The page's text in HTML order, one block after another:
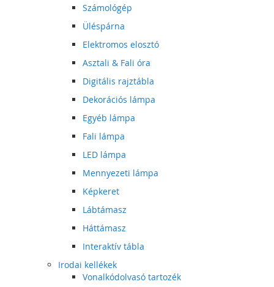
Számológép
Üléspárna
Elektromos elosztó
Asztali & Fali óra
Digitális rajztábla
Dekorációs lámpa
Egyéb lámpa
Fali lámpa
LED lámpa
Mennyezeti lámpa
Képkeret
Lábtámasz
Háttámasz
Interaktív tábla
Irodai kellékek
Vonalkódolvasó tartozék